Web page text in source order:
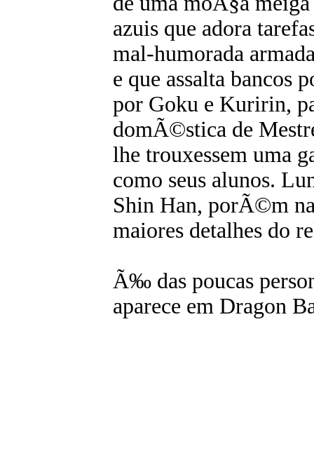
azuis que adora
mal-humorada
e que assalta bancos
por Goku e Kuririn,
domÃ©stica de
lhe trouxessem uma
como seus alunos.
Shin Han, porÃ©m
maiores detalhes do
Ã‰ das poucas
aparece em Dragon